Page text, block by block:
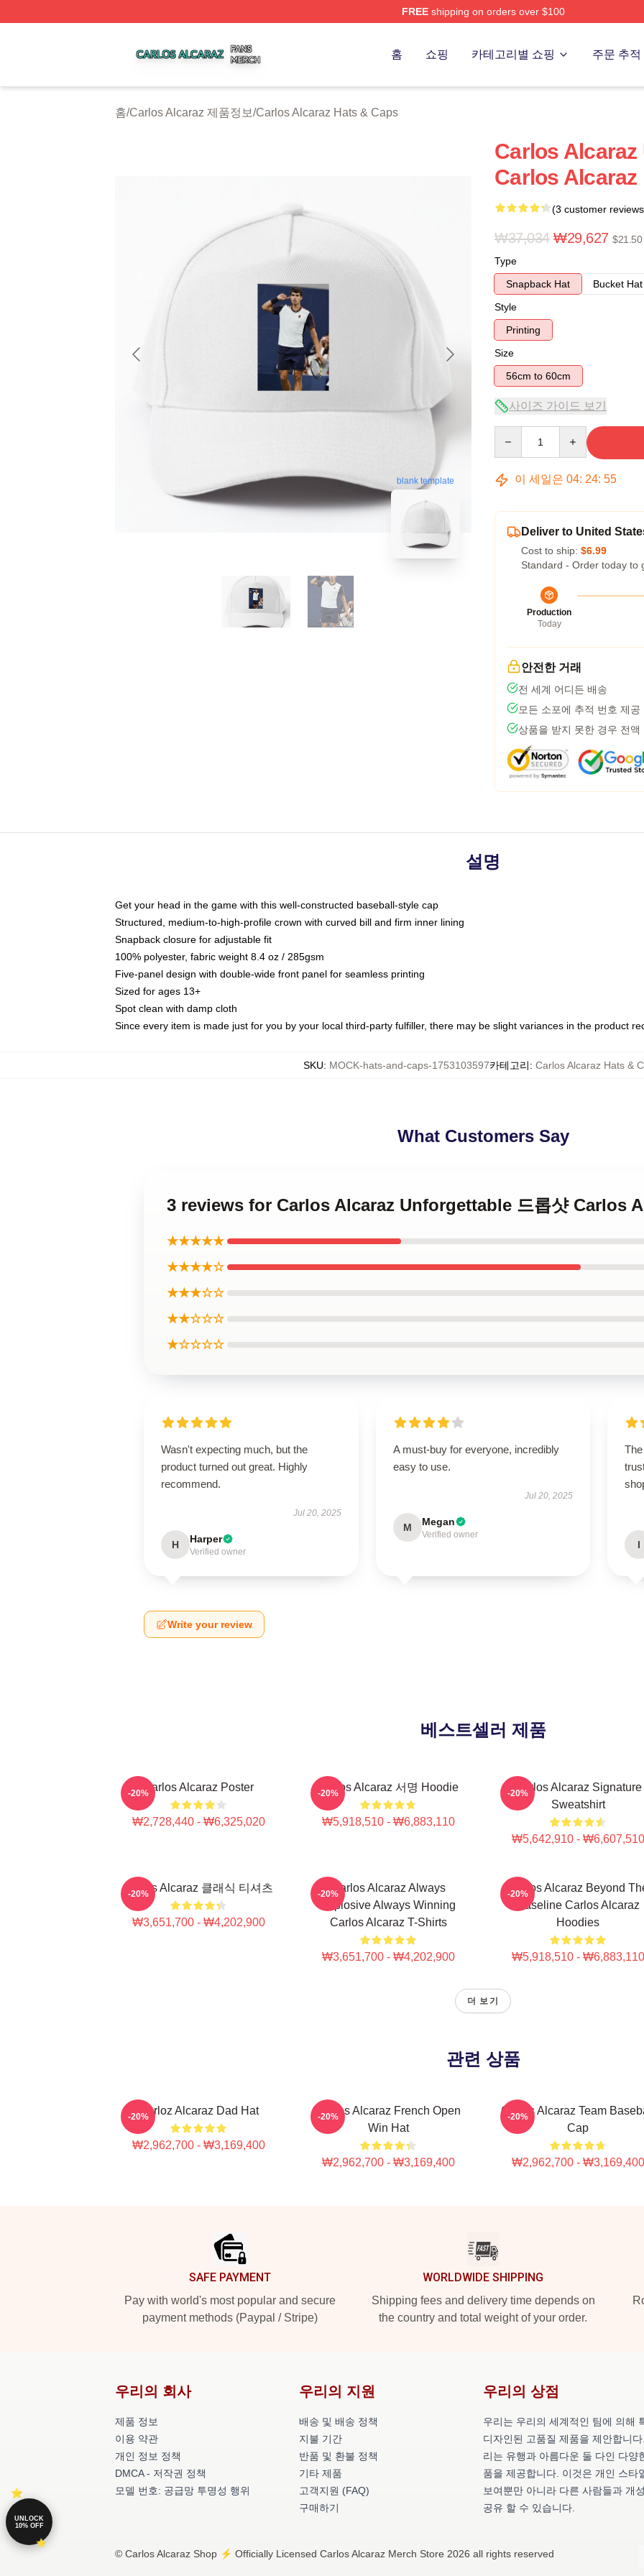
FREEshipping on orders over $100
홈 쇼핑 카테고리별 쇼핑 주문 추적
홈/Carlos Alcaraz 제품정보/Carlos Alcaraz Hats & Caps
blank template
Carlos Alcaraz
Carlos Alcaraz
(3 customer
₩37,034 ₩29,627 $21.50
Type
Snapback Hat
Bucket Hat
Style
Printing
Size
56cm to 60cm
사이즈 가이드 보기
이 세일은 04: 24: 54
Deliver to United
Cost to ship: $6.99
Standard - Order today to
Production
Today
안전한 거래
전 세계 어디든 배송
모든 소포에 추적 번호 제공
상품을 받지 못한 경우 전액
설명
Get your head in the game with this well-constructed baseball-style cap
Structured, medium-to-high-profile crown with curved bill and firm inner lining
Snapback closure for adjustable fit
100% polyester, fabric weight 8.4 oz / 285gsm
Five-panel design with double-wide front panel for seamless printing
Sized for ages 13+
Spot clean with damp cloth
Since every item is made just for you by your local third-party fulfiller, there may be slight variances in the product
SKU: MOCK-hats-and-caps-1753103597카테고리: Carlos Alcaraz Hats &
What Customers Say
3 reviews for Carlos Alcaraz Unforgettable 드롭샷 Carlos
★★★★★
★★★★☆
★★★☆☆
★★☆☆☆
★☆☆☆☆
Wasn't expecting much, but the
product turned out great. Highly
recommend.
Jul 20, 2025
H Harper
Verified owner
A must-buy for everyone, incredibly
easy to use.
Jul 20, 2025
M Megan
Verified owner
I
Write your review
베스트셀러 제품
Carlos Alcaraz Poster
₩2,728,440 - ₩6,325,020
-20% Carlos Alcaraz 서명 Hoodie
₩5,918,510 - ₩6,883,110
-20%
Carlos Alcaraz Signature
Sweatshirt
₩5,642,910 - ₩6,607,510
-20%
Carlos Alcaraz 클래식 티셔츠
₩3,651,700 - ₩4,202,900
-20%
Carlos Alcaraz Always
Explosive Always Winning
Carlos Alcaraz T-Shirts
₩3,651,700 - ₩4,202,900
-20%
Carlos Alcaraz Beyond
Baseline Carlos Alcaraz
Hoodies
₩5,918,510 - ₩6,883,110
-20%
더 보기
관련 상품
Carloz Alcaraz Dad Hat
₩2,962,700 - ₩3,169,400
-20%
Carlos Alcaraz French Open
Win Hat
₩2,962,700 - ₩3,169,400
-20%
Carlos Alcaraz Team
Cap
₩2,962,700 - ₩3,169,400
-20%
SAFE PAYMENT
Pay with world's most popular and secure
payment methods (Paypal / Stripe)
WORLDWIDE SHIPPING
Shipping fees and delivery time depends on
the country and total weight of your order.
우리의 회사
제품 정보
이용 약관
개인 정보 정책
DMCA - 저작권 정책
모델 번호: 공급망 투명성 행위
우리의 지원
배송 및 배송 정책
지불 기간
반품 및 환불 정책
기타 제품
고객지원 (FAQ)
구매하기
우리의 상점
우리는 우리의 세계적인 팀에 의해
디자인된 고품질 제품을 제안합니
리는 유행과 아름다운 둘 다인 다양
품을 제공합니다. 이것은 개인 스타
보여뿐만 아니라 다른 사람들과 개
공유 할 수 있습니다.
© Carlos Alcaraz Shop ⚡️ Officially Licensed Carlos Alcaraz Merch Store 2026 all rights reserved
UNLOCK
10% OFF